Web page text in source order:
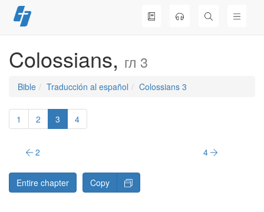
Skip
to
Colossians, гл 3
Bible Traducción al español Colossians 3
1 2 3 4
2 4
Entire chapter Copy